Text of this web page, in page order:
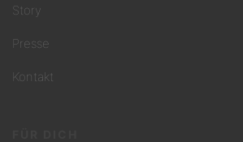
Story
Presse
Kontakt